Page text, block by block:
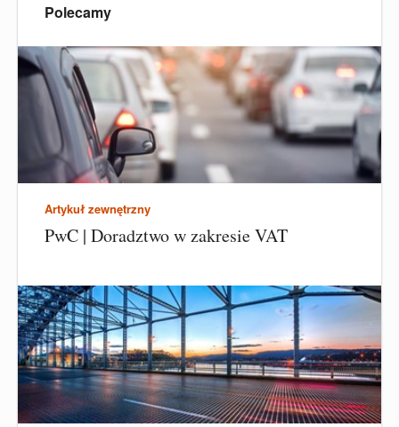
Polecamy
Artykuł zewnętrzny
PwC | Doradztwo w zakresie VAT